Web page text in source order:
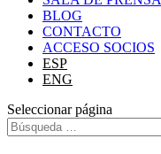
BLOG
CONTACTO
ACCESO SOCIOS
ESP
ENG
Seleccionar página